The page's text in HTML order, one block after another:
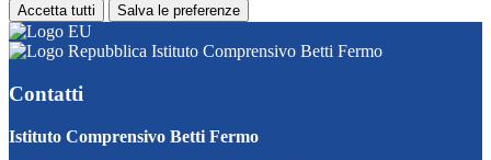
Accetta tutti Salva le preferenze
Istituto Comprensivo Betti Fermo
Contatti
Istituto Comprensivo Betti Fermo